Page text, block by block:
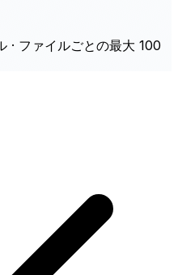
· ファイルごとの最大 100